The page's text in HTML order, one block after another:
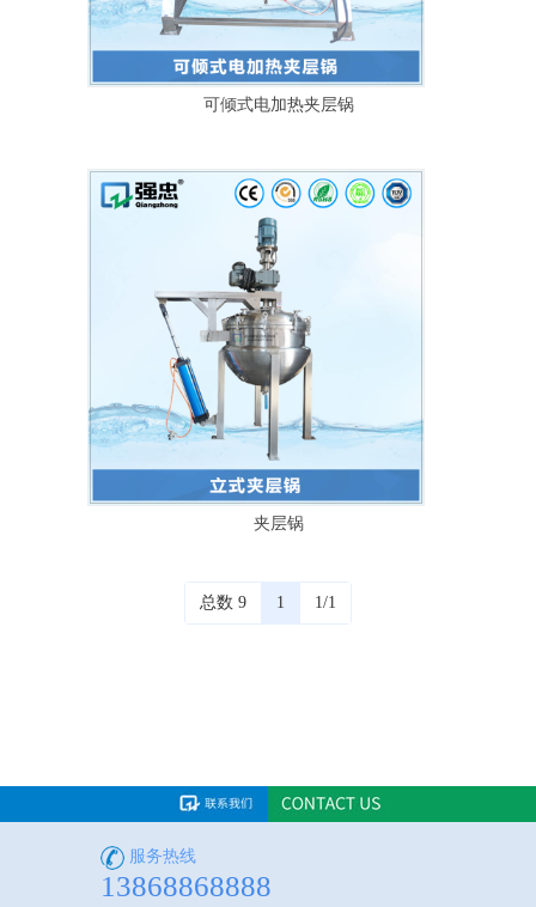
可倾式电加热夹层锅
夹层锅
总数 9 1 1/1
服务热线
13868868888